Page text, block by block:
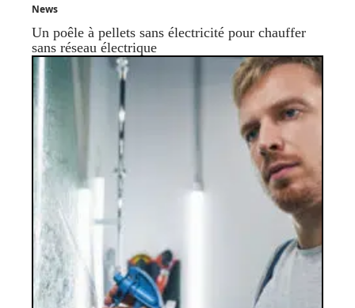
News
Un poêle à pellets sans électricité pour chauffer
sans réseau électrique